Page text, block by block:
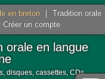
en breton
Tradition orale
Créer un compte
orale en langue
disques, cassettes, CDs